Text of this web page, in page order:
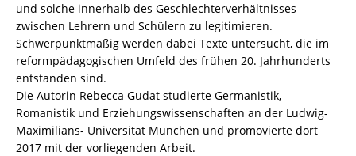
und solche innerhalb des Geschlechterverhältnisses
zwischen Lehrern und Schülern zu legitimieren.
Schwerpunktmäßig werden dabei Texte untersucht, die im
reformpädagogischen Umfeld des frühen 20. Jahrhunderts
entstanden sind.
Die Autorin Rebecca Gudat studierte Germanistik,
Romanistik und Erziehungswissenschaften an der Ludwig-
Maximilians- Universität München und promovierte dort
2017 mit der vorliegenden Arbeit.